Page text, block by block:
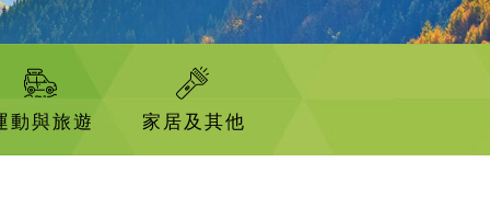
動與旅遊 家居及其他